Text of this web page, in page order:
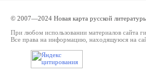
© 2007—2024 Новая карта русской
При любом использовании материалов сайта
Все права на информацию, находящуюся на